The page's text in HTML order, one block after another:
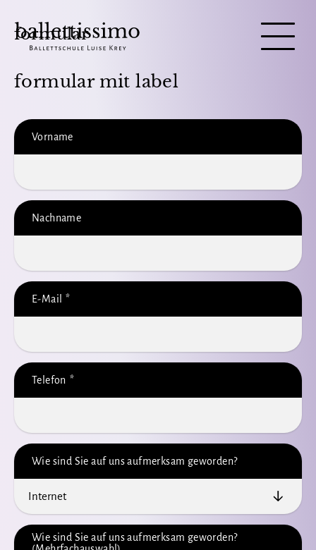
formular
formular mit label
Vorname
Nachname
E-Mail *
Telefon *
Wie sind Sie auf uns aufmerksam geworden?
Wie sind Sie auf uns aufmerksam geworden?